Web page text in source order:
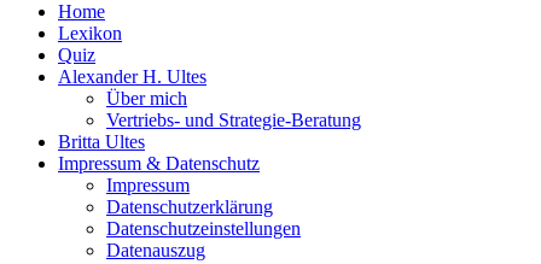
Home
Lexikon
Quiz
Alexander H. Ultes
Über mich
Vertriebs- und Strategie-Beratung
Britta Ultes
Impressum & Datenschutz
Impressum
Datenschutzerklärung
Datenschutzeinstellungen
Datenauszug